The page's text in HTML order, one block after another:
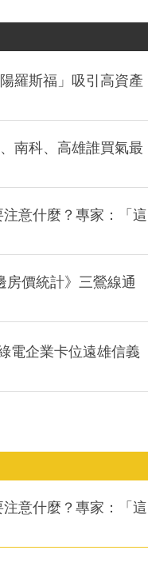
羅斯福」吸引高資產
南科、高雄誰買氣最
意什麼？專家：「這
房價統計》三鶯線通
電企業卡位遠雄信義
意什麼？專家：「這